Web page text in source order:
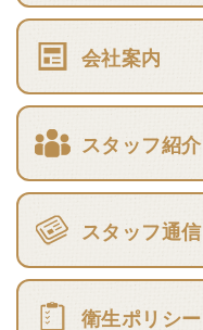
会社案内
スタッフ紹介
スタッフ通信
衛生ポリシー